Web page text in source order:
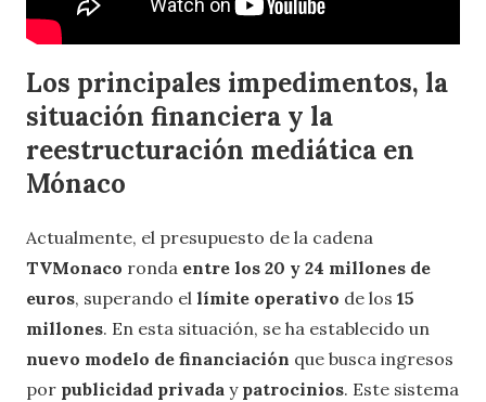
Los principales impedimentos, la
situación financiera y la
reestructuración mediática en
Mónaco
Actualmente, el presupuesto de la cadena
TVMonaco ronda entre los 20 y 24 millones de
euros, superando el límite operativo de los 15
millones. En esta situación, se ha establecido un
nuevo modelo de financiación que busca ingresos
por publicidad privada y patrocinios. Este sistema